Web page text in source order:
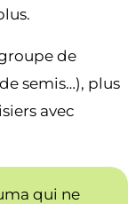
de
semis…), plus
avec
qui ne